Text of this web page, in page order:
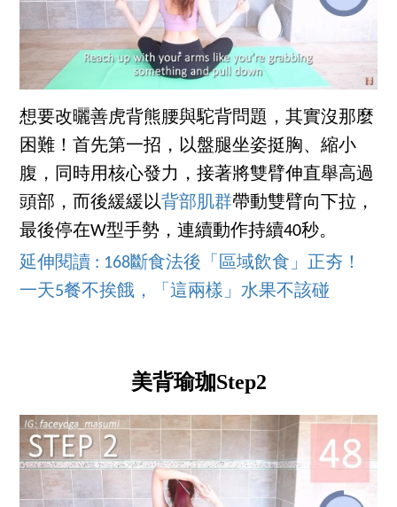
想要改曬善虎背熊腰與駝背問題，其實沒那麼
困難！首先第一招，以盤腿坐姿挺胸、縮小
腹，同時用核心發力，接著將雙臂伸直舉高過
頭部，而後緩緩以背部肌群帶動雙臂向下拉，
最後停在W型手勢，連續動作持續40秒。
延伸閱讀 : 168斷食法後「區域飲食」正夯！
一天5餐不挨餓，「這兩樣」水果不該碰
美背瑜珈Step2